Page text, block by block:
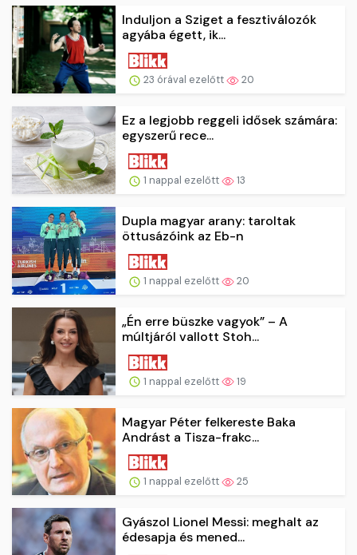
Induljon a Sziget a fesztiválozók
agyába égett, ik...
23 órával ezelőtt 20
Ez a legjobb reggeli idősek számára:
egyszerű rece...
1 nappal ezelőtt 13
Dupla magyar arany: taroltak
öttusázóink az Eb-n
1 nappal ezelőtt 20
„Én erre büszke vagyok” – A
múltjáról vallott Stoh...
1 nappal ezelőtt 19
Magyar Péter felkereste Baka
Andrást a Tisza-frakc...
1 nappal ezelőtt 25
Gyászol Lionel Messi: meghalt az
édesapja és mened...